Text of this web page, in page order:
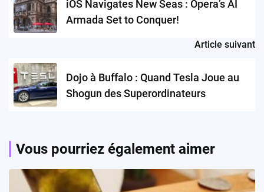
iOS Navigates New Seas : Opera’s AI
Armada Set to Conquer!
Article suivant
Dojo à Buffalo : Quand Tesla Joue au
Shogun des Superordinateurs
Vous pourriez également aimer